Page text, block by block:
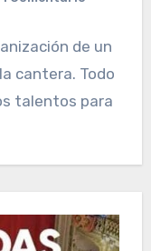
de un
cantera. Todo
talentos para